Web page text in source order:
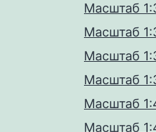
Масштаб
Масштаб
Масштаб
Масштаб
Масштаб
Масштаб